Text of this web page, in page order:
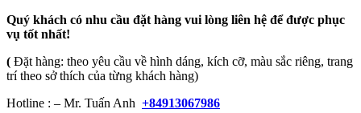
Quý khách có nhu cầu đặt hàng vui lòng liên hệ để được phục
vụ tốt nhất!
( Đặt hàng: theo yêu cầu về hình dáng, kích cỡ, màu sắc riêng, trang
trí theo sở thích của từng khách hàng)
Hotline : – Mr. Tuấn Anh +84913067986